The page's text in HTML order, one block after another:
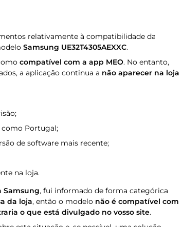
relativamente à compatibilidade da
Samsung UE32T4305AEXXC.
compatível com a app MEO. No entanto,
a aplicação continua a não aparecer na loja
Portugal;
de software mais recente;
na loja.
Samsung, fui informado de forma categórica
da loja, então o modelo não é compatível com
o que está divulgado no vosso site.